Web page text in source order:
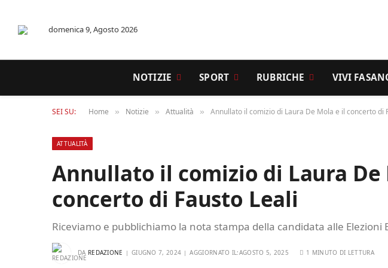
domenica 9, Agosto 2026
NOTIZIE SPORT RUBRICHE VIVI
SEI SU: Home » Notizie » Attualità » Annullato il comizio di Laura De Mola e il concerto di
ATTUALITÀ
Annullato il comizio di Laura De
concerto di Fausto Leali
Riceviamo e pubblichiamo la nota stampa della candidata alle Elezioni
DA REDAZIONE GIUGNO 7, 2024 AGGIORNATO IL:AGOSTO 5, 2025 1 MINUTO DI LETTURA